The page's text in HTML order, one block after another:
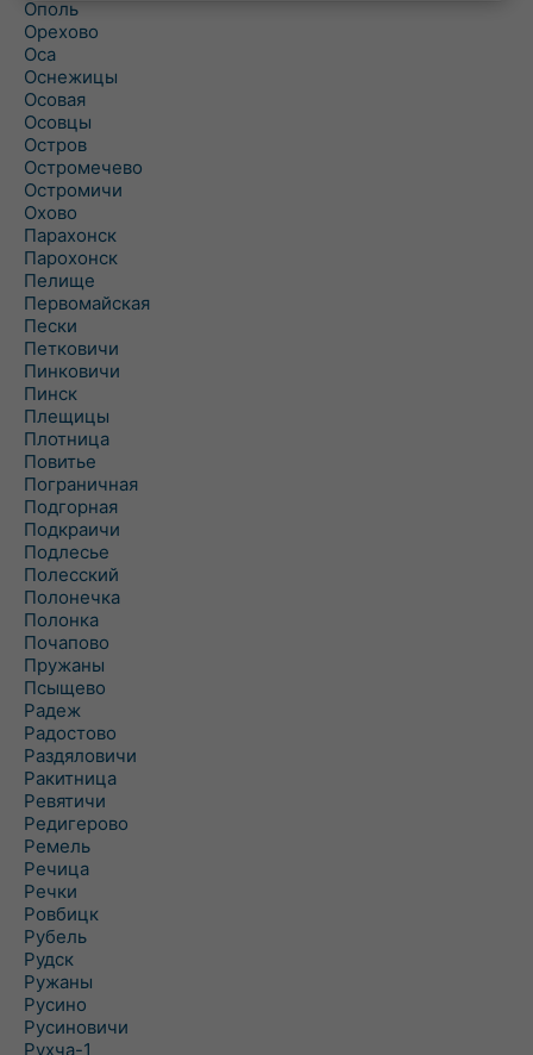
Ополь
Орехово
Оса
Оснежицы
Осовая
Осовцы
Остров
Остромечево
Остромичи
Охово
Парахонск
Парохонск
Пелище
Первомайская
Пески
Петковичи
Пинковичи
Пинск
Плещицы
Плотница
Повитье
Пограничная
Подгорная
Подкраичи
Подлесье
Полесский
Полонечка
Полонка
Почапово
Пружаны
Псыщево
Радеж
Радостово
Раздяловичи
Ракитница
Ревятичи
Редигерово
Ремель
Речица
Речки
Ровбицк
Рубель
Рудск
Ружаны
Русино
Русиновичи
Рухча-1